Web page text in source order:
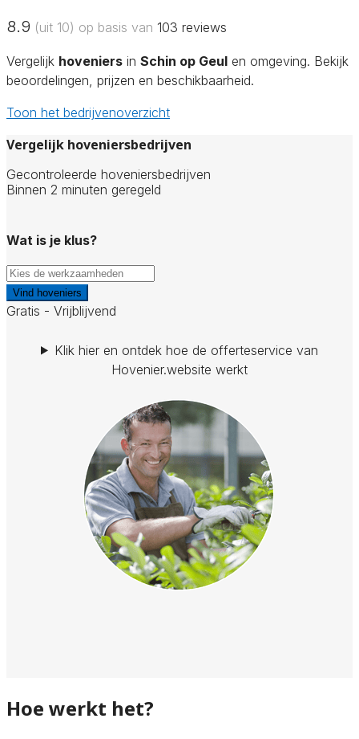
8.9 (uit 10) op basis van 103 reviews
Vergelijk hoveniers in Schin op Geul en omgeving. Bekijk
beoordelingen, prijzen en beschikbaarheid.
Toon het bedrijvenoverzicht
Vergelijk hoveniersbedrijven
Gecontroleerde hoveniersbedrijven
Binnen 2 minuten geregeld
Wat is je klus?
Vind hoveniers
Gratis - Vrijblijvend
Klik hier en ontdek hoe de offerteservice van
Hovenier.website werkt
Hoe werkt het?